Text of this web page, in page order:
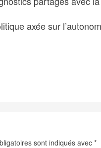
axée sur
sont indiqués avec*